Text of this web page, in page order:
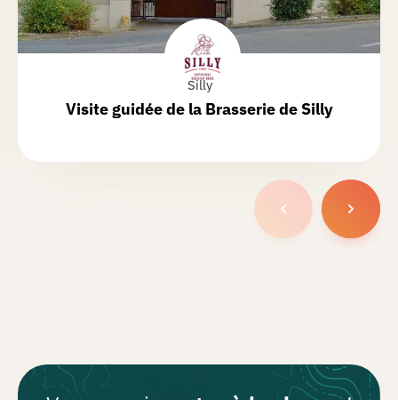
Silly
Visite guidée de la Brasserie de Silly